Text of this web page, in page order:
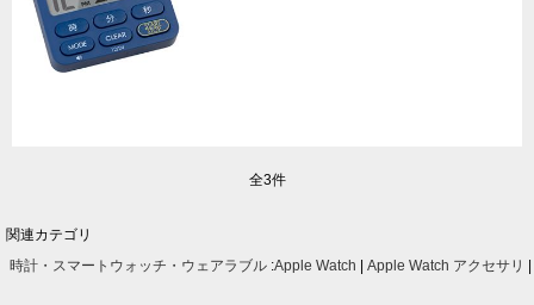
全3件
関連カテゴリ
時計・スマートウォッチ・ウェアラブル :Apple Watch Apple Watch アクセサリ